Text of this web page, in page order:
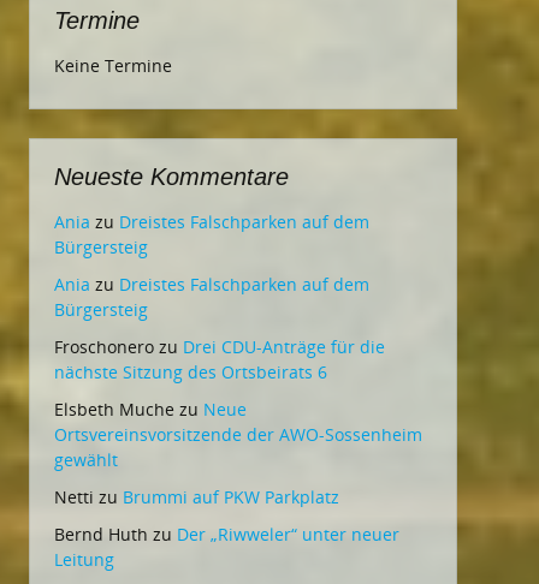
Termine
Keine Termine
Neueste Kommentare
Ania zu Dreistes Falschparken auf dem
Bürgersteig
Ania zu Dreistes Falschparken auf dem
Bürgersteig
Froschonero zu Drei CDU-Anträge für die
nächste Sitzung des Ortsbeirats 6
Elsbeth Muche zu Neue
Ortsvereinsvorsitzende der AWO-Sossenheim
gewählt
Netti zu Brummi auf PKW Parkplatz
Bernd Huth zu Der „Riwweler“ unter neuer
Leitung